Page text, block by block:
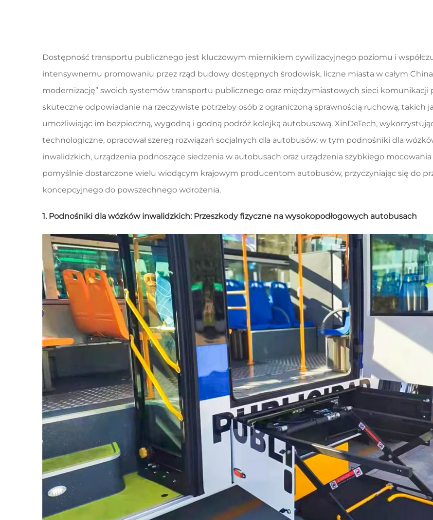
Dostępność transportu publicznego jest kluczowym miernikiem cywilizacyjnego poziomu i
intensywnemu promowaniu przez rząd budowy dostępnych środowisk, liczne miasta w całym
modernizację” swoich systemów transportu publicznego oraz międzymiastowych sieci komunikacji
skuteczne odpowiadanie na rzeczywiste potrzeby osób z ograniczoną sprawnością ruchową, takich
umożliwiając im bezpieczną, wygodną i godną podróż kolejką autobusową. XinDeTech,
technologiczne, opracował szereg rozwiązań socjalnych dla autobusów, w tym podnośniki dla
inwalidzkich, urządzenia podnoszące siedzenia w autobusach oraz urządzenia szybkiego mocowania
pomyślnie dostarczone wielu wiodącym krajowym producentom autobusów, przyczyniając się do
koncepcyjnego do powszechnego wdrożenia.
1. Podnośniki dla wózków inwalidzkich: Przeszkody fizyczne na wysokopodłogowych autobusach